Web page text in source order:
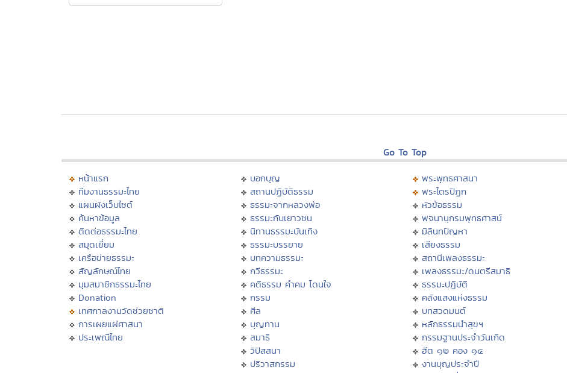
Go To Top
หน้าแรก
ทีมงานธรรมะไทย
แผนผังเว็บไซต์
ค้นหาข้อมูล
ติดต่อธรรมะไทย
สมุดเยี่ยม
เครือข่ายธรรมะ
สัญลักษณ์ไทย
มุมสมาชิกธรรมะไทย
Donation
เทศกาลงานวัดช่วยชาติ
การเผยแผ่ศาสนา
ประเพณีไทย
บอกบุญ
สถานปฏิบัติธรรม
ธรรมะจากหลวงพ่อ
ธรรมะกับเยาวชน
นิทานธรรมะบันเทิง
ธรรมะบรรยาย
บทความธรรมะ
กวีธรรมะ
คติธรรม คำคม โดนใจ
กรรม
ศีล
บุญทาน
สมาธิ
วิปัสสนา
ปริวาสกรรม
พระพุทธศาสนา
พระไตรปิฏก
หัวข้อธรรม
พจนานุกรมพุทธศาสน์
มิลินทปัญหา
เสียงธรรม
สถานีเพลงธรรมะ
เพลงธรรมะ/ดนตรีสมาธิ
ธรรมะปฏิบัติ
คลังแสงแห่งธรรม
บทสวดมนต์
หลักธรรมนำสุขฯ
กรรมฐานประจำวันเกิด
ฮีต ๑๒ คอง ๑๔
งานบุญประจำปี